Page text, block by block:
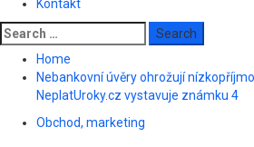
Kontakt
Search
for:
Home
Nebankovní úvěry ohrožují
NeplatUroky.cz vystavuje známku 4
Obchod, marketing